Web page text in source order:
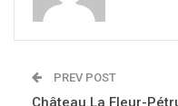
PREV POST
Château La Fleur-